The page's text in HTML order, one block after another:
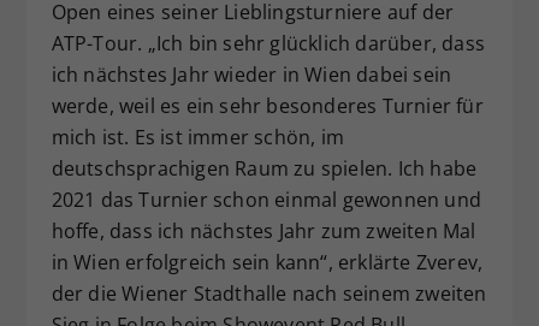
Open eines seiner Lieblingsturniere auf der
ATP-Tour. „Ich bin sehr glücklich darüber, dass
ich nächstes Jahr wieder in Wien dabei sein
werde, weil es ein sehr besonderes Turnier für
mich ist. Es ist immer schön, im
deutschsprachigen Raum zu spielen. Ich habe
2021 das Turnier schon einmal gewonnen und
hoffe, dass ich nächstes Jahr zum zweiten Mal
in Wien erfolgreich sein kann“, erklärte Zverev,
der die Wiener Stadthalle nach seinem zweiten